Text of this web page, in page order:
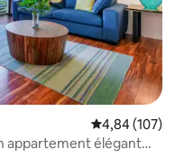
Évaluation
4,84 (107)
appartement élégant